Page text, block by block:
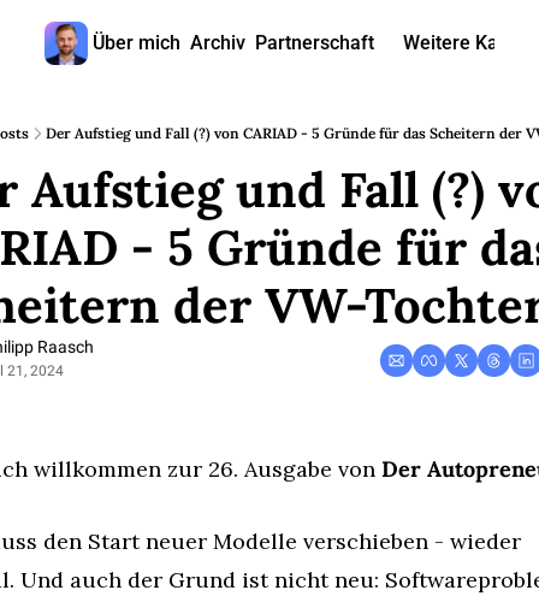
Über mich Archiv Partnerschaft Weitere Kanäle
🎧
🇬🇧
Der Aufstieg und Fall (?) von CARIAD - 5 Gründe für das Scheitern der
Aufstieg und Fall (?)
- 5 Gründe für
der VW-
Raasch
21, 2024
willkommen zur 26. Ausgabe von Der
den Start neuer Modelle verschieben - wieder
Und auch der Grund ist nicht neu: